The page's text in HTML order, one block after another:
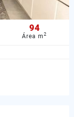
94
Área m2